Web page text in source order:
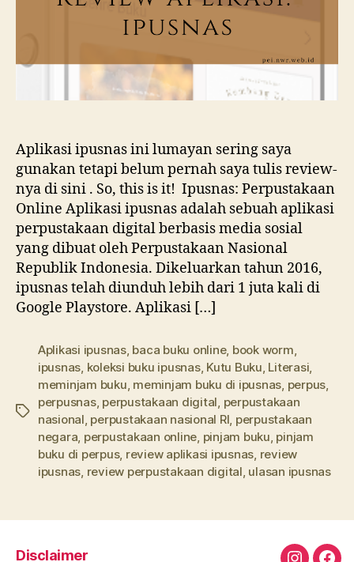
Aplikasi ipusnas ini lumayan sering saya
gunakan tetapi belum pernah saya tulis review-
nya di sini . So, this is it! Ipusnas: Perpustakaan
Online Aplikasi ipusnas adalah sebuah aplikasi
perpustakaan digital berbasis media sosial
yang dibuat oleh Perpustakaan Nasional
Republik Indonesia. Dikeluarkan tahun 2016,
ipusnas telah diunduh lebih dari 1 juta kali di
Google Playstore. Aplikasi […]
Tags
Aplikasi ipusnas, baca buku online, book worm,
ipusnas, koleksi buku ipusnas, Kutu Buku, Literasi,
meminjam buku, meminjam buku di ipusnas, perpus,
perpusnas, perpustakaan digital, perpustakaan
nasional, perpustakaan nasional RI, perpustakaan
negara, perpustakaan online, pinjam buku, pinjam
buku di perpus, review aplikasi ipusnas, review
ipusnas, review perpustakaan digital, ulasan ipusnas
Disclaimer